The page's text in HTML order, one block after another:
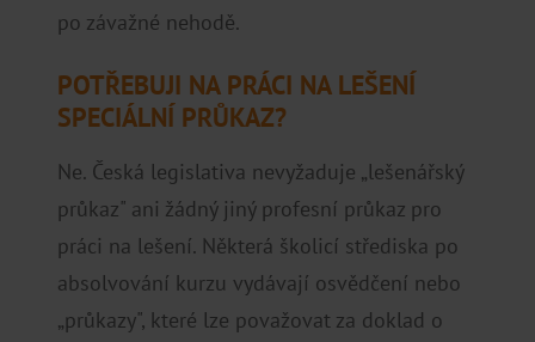
po závažné nehodě.
POTŘEBUJI NA PRÁCI NA LEŠENÍ
SPECIÁLNÍ PRŮKAZ?
Ne. Česká legislativa nevyžaduje „lešenářský
průkaz" ani žádný jiný profesní průkaz pro
práci na lešení. Některá školicí střediska po
absolvování kurzu vydávají osvědčení nebo
„průkazy", které lze považovat za doklad o